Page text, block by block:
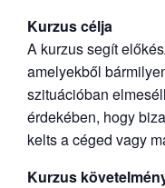
Kurzus célja
A kurzus segít
amelyekből
szituációban
érdekében, hogy
kelts a céged vagy
Kurzus